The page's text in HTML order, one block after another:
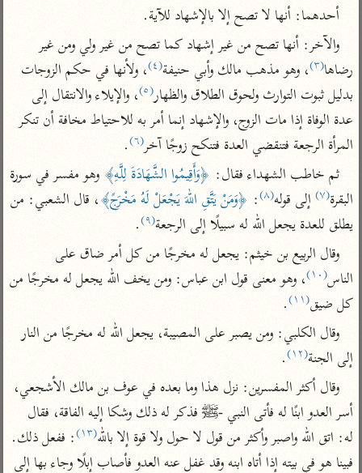
جمع الأقوال
تفسير ابن الجوزي
تفسير الماوردي
منتقاة
تفسير ابن القيم
تفسير ابن تيمية
عامّة
تفسير السمعاني
تفسير مكّي
محاسن التأويل
للقاسمي
تفسير الثعالبي
تفسير السمرقندي
تفسير الثعلبي
تفسير الرازي
أخرى
أضواء البيان
نظم الدرر للبقاعي
لغة وبلاغة
التحرير والتنوير
المحرر الوجيز لابن
عطية
البسيط للواحدي
الكشاف للزمخشري
مركَّزة العبارة
تفسير الجلالين
جامع البيان للإيجي
تفسير النسفي
تفسير ابن أبي زمنين
موسوعة التفسير
المأثور
الدر المنثور
تفسير ابن أبي حاتم
تفسير مقاتل
تفسير قتادة
أحدهما: أنها لا تصح إلا بالإشهاد للآية.
والآخر: أنها تصح من غير إشهاد كما تصح من غير ولي ومن غير
رضاها(٣) ، وهو مذهب مالك وأبي حنيفة(٤)
بدليل ثبوت التوارث ولحوق الطلاق والظهار(٥)
عدة الوفاة إذا مات الزوج، والإشهاد إنما أمر به للاحتياط مخافة أن تنكر
المرأة الرجعة فتنقضي العدة فتنكح زوجًا آخر(٦) .
ثم خاطب الشهداء فقال: ﴿وَأَقِيمُوا الشَّهَادَةَ لِلَّهِ﴾
البقرة(٧) إلى قوله(٨) : ﴿وَمَنْ يَتَّقِ اللهَ يَجْعَلْ لَهُ مَخْرَجً﴾
يطلق للعدة يجعل الله له سبيلًا إلى الرجعة(٩) .
الناس(١٠)
كل ضيق(١١)
.
وقال الكلبي: ومن يصبر على المصيبة، يجعل الله له مخرجًا من النار
إلى الجنة(١٢)
.
له: اتق الله واصبر وأكثر من قول لا حول ولا قوة إلا بالله(١٣)